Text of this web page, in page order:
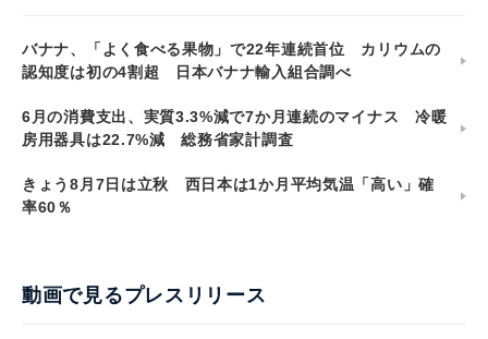
バナナ、「よく食べる果物」で22年連続首位 カリウムの
認知度は初の4割超 日本バナナ輸入組合調べ
6月の消費支出、実質3.3%減で7か月連続のマイナス 冷暖
房用器具は22.7%減 総務省家計調査
きょう8月7日は立秋 西日本は1か月平均気温「高い」確
率60％
動画で見るプレスリリース